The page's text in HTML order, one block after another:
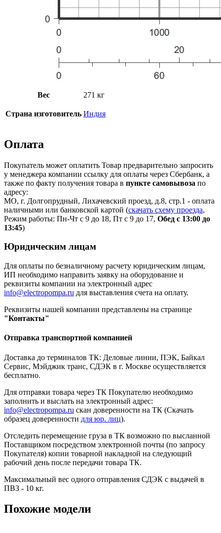
Вес 271 кг
Страна изготовитель Индия
Оплата
Покупатель может оплатить Товар предварительно запросить
у менеджера компании ссылку для оплаты через Сбербанк, а
также по факту получения товара в пункте самовывоза по
адресу:
МО, г. Долгопрудный, Лихачевский проезд, д.8, стр.1 - оплата
наличными или банковской картой (скачать схему проезда,
Режим работы: Пн-Чт с 9 до 18, Пт с 9 до 17, Обед с 13:00 до
13:45)
Юридическим лицам
Для оплаты по безналичному расчету юридическим лицам,
ИП необходимо направить заявку на оборудование и
реквизиты компании на электронный адрес
info@electropompa.ru для выставления счета на оплату.
Реквизиты нашей компании представлены на странице
"Контакты"
Отправка транспортной компанией
Доставка до терминалов ТК: Деловые линии, ПЭК, Байкал
Сервис, Мэйджик транс, СДЭК в г. Москве осуществляется
бесплатно.
Для отправки товара через ТК Покупателю необходимо
заполнить и выслать на электронный адрес:
info@electropompa.ru скан доверенности на ТК (Скачать
образец доверенности для юр. лиц).
Отследить перемещение груза в ТК возможно по высланной
Поставщиком посредством электронной почты (по запросу
Покупателя) копии товарной накладной на следующий
рабочий день после передачи товара ТК.
Максимальный вес одного отправления СДЭК с выдачей в
ПВЗ - 10 кг.
Похожие модели